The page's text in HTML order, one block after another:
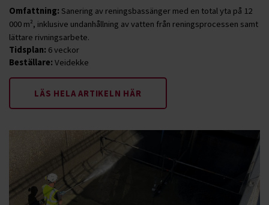
Omfattning: Sanering av reningsbassänger med en total yta på 12
000 m², inklusive undanhållning av vatten från reningsprocessen samt
lättare rivningsarbete.
Tidsplan: 6 veckor
Beställare: Veidekke
LÄS HELA ARTIKELN HÄR